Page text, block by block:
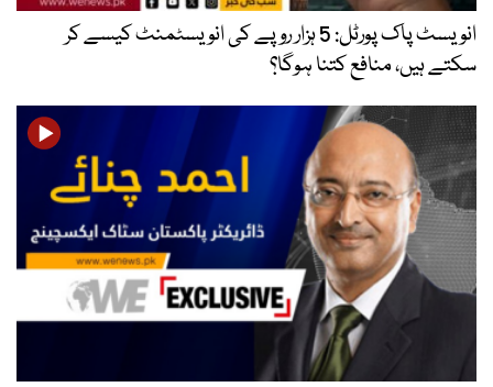
انویسٹ پاک پورٹل: 5 ہزار روپے کی انویسٹمنٹ کیسے کر
سکتے ہیں، منافع کتنا ہوگا؟